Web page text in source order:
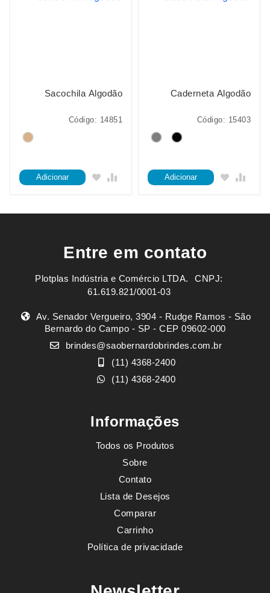
Sacochila Algodão
Código: 14851
Adicionar
Caderneta Algodão
Código: 15403
Adicionar
Entre em contato
Plotplas Indústria e Comércio LTDA. ㅤㅤㅤ CNPJ:
61.619.821/0001-03
Av. Senador Vergueiro, 3904 - Rudge Ramos - São
Bernardo do Campo - SP - CEP 09602-000
brindes@saobernardobrindes.com.br
(11) 4368-2400
(11) 4368-2400
Informações
Todos os Produtos
Sobre
Contato
Lista de Desejos
Comparar
Carrinho
Política de privacidade